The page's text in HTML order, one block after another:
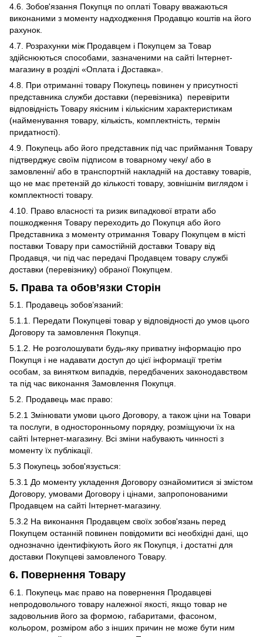
4.6. Зобов'язання Покупця по оплаті Товару вважаються
виконаними з моменту надходження Продавцю коштів на його
рахунок.
4.7. Розрахунки між Продавцем і Покупцем за Товар
здійснюються способами, зазначеними на сайті Інтернет-
магазину в розділі «Оплата і Доставка».
4.8. При отриманні товару Покупець повинен у присутності
представника служби доставки (перевізника) перевірити
відповідність Товару якісним і кількісним характеристикам
(найменування товару, кількість, комплектність, термін
придатності).
4.9. Покупець або його представник під час приймання Товару
підтверджує своїм підписом в товарному чеку/ або в
замовленні/ або в транспортній накладній на доставку товарів,
що не має претензій до кількості товару, зовнішнім виглядом і
комплектності товару.
4.10. Право власності та ризик випадкової втрати або
пошкодження Товару переходить до Покупця або його
Представника з моменту отримання Товару Покупцем в місті
поставки Товару при самостійній доставки Товару від
Продавця, чи під час передачі Продавцем товару службі
доставки (перевізнику) обраної Покупцем.
5. Права та обов’язки Сторін
5.1. Продавець зобов’язаний:
5.1.1. Передати Покупцеві товар у відповідності до умов цього
Договору та замовлення Покупця.
5.1.2. Не розголошувати будь-яку приватну інформацію про
Покупця і не надавати доступ до цієї інформації третім
особам, за винятком випадків, передбачених законодавством
та під час виконання Замовлення Покупця.
5.2. Продавець має право:
5.2.1 Змінювати умови цього Договору, а також ціни на Товари
та послуги, в односторонньому порядку, розміщуючи їх на
сайті Інтернет-магазину. Всі зміни набувають чинності з
моменту їх публікації.
5.3 Покупець зобов'язується:
5.3.1 До моменту укладення Договору ознайомитися зі змістом
Договору, умовами Договору і цінами, запропонованими
Продавцем на сайті Інтернет-магазину.
5.3.2 На виконання Продавцем своїх зобов'язань перед
Покупцем останній повинен повідомити всі необхідні дані, що
однозначно ідентифікують його як Покупця, і достатні для
доставки Покупцеві замовленого Товару.
6. Повернення Товару
6.1. Покупець має право на повернення Продавцеві
непродовольчого товару належної якості, якщо товар не
задовольнив його за формою, габаритами, фасоном,
кольором, розміром або з інших причин не може бути ним